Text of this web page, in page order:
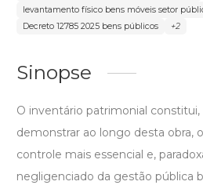
levantamento físico bens móveis setor
Decreto 12785 2025 bens públicos
+2
Sinopse
O inventário patrimonial
demonstrar ao longo desta obra,
controle mais essencial e,
negligenciado da gestão pública